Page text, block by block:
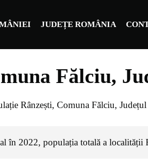
JUDEȚE ROMÂNIA
Fălciu,
Rânzești, Comuna Fălciu,
în 2022, populația totală a localității